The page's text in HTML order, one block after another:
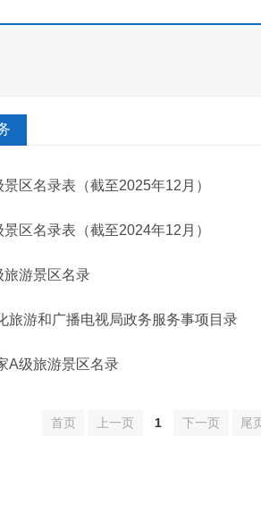
区名录表（截至2025年12月）
区名录表（截至2024年12月）
旅游景区名录
旅游和广播电视局政务服务事项目录
A级旅游景区名录
首页 上一页 1 下一页 尾